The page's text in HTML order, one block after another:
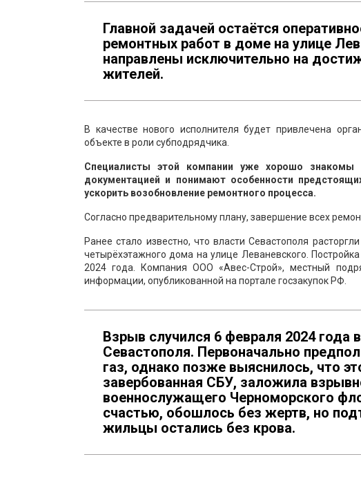
Главной задачей остаётся
ремонтных работ в доме на улице
направлены исключительно на
жителей.
В качестве нового исполнителя будет привлечена
объекте в роли субподрядчика.
Специалисты этой компании уже хорошо знакомы
документацией и понимают особенности
ускорить возобновление ремонтного процесса.
Согласно предварительному плану, завершение всех
Ранее стало известно, что власти Севастополя
четырёхэтажного дома на улице Леваневского.
2024 года. Компания ООО «Авес-Строй», местный
информации, опубликованной на портале госзакупок РФ.
Взрыв случился 6 февраля 2024
Севастополя. Первоначально
газ, однако позже выяснилось, что
завербованная СБУ, заложила
военнослужащего Черноморского
счастью, обошлось без жертв, но
жильцы остались без крова.